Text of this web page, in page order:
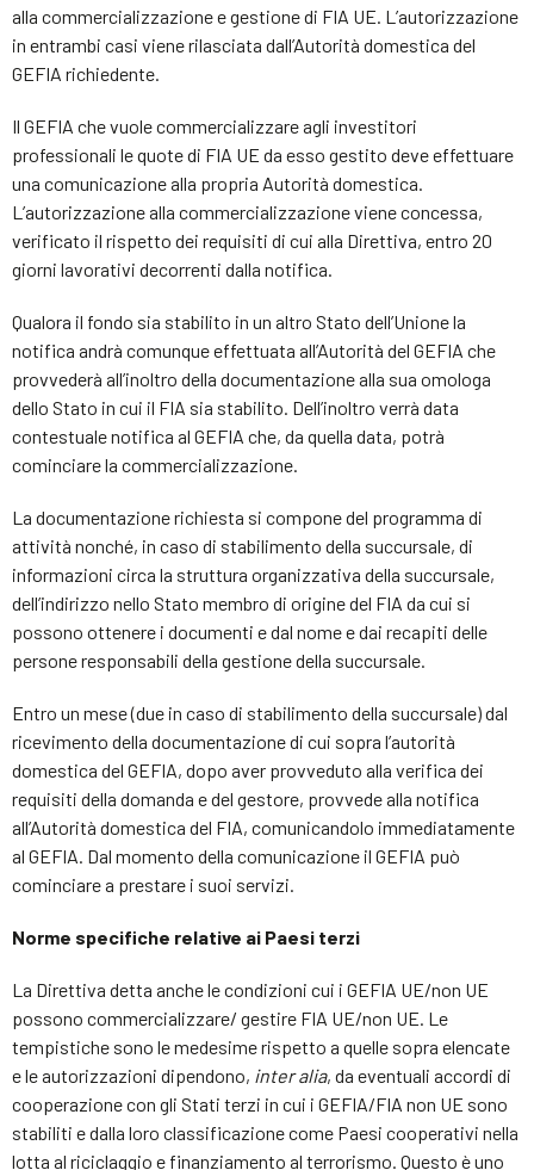
alla commercializzazione e gestione di FIA UE. L’autorizzazione
in entrambi casi viene rilasciata dall’Autorità domestica del
GEFIA richiedente.
Il GEFIA che vuole commercializzare agli investitori
professionali le quote di FIA UE da esso gestito deve effettuare
una comunicazione alla propria Autorità domestica.
L’autorizzazione alla commercializzazione viene concessa,
verificato il rispetto dei requisiti di cui alla Direttiva, entro 20
giorni lavorativi decorrenti dalla notifica.
Qualora il fondo sia stabilito in un altro Stato dell’Unione la
notifica andrà comunque effettuata all’Autorità del GEFIA che
provvederà all’inoltro della documentazione alla sua omologa
dello Stato in cui il FIA sia stabilito. Dell’inoltro verrà data
contestuale notifica al GEFIA che, da quella data, potrà
cominciare la commercializzazione.
La documentazione richiesta si compone del programma di
attività nonché, in caso di stabilimento della succursale, di
informazioni circa la struttura organizzativa della succursale,
dell’indirizzo nello Stato membro di origine del FIA da cui si
possono ottenere i documenti e dal nome e dai recapiti delle
persone responsabili della gestione della succursale.
Entro un mese (due in caso di stabilimento della succursale) dal
ricevimento della documentazione di cui sopra l’autorità
domestica del GEFIA, dopo aver provveduto alla verifica dei
requisiti della domanda e del gestore, provvede alla notifica
all’Autorità domestica del FIA, comunicandolo immediatamente
al GEFIA. Dal momento della comunicazione il GEFIA può
cominciare a prestare i suoi servizi.
Norme specifiche relative ai Paesi terzi
La Direttiva detta anche le condizioni cui i GEFIA UE/non UE
possono commercializzare/ gestire FIA UE/non UE. Le
tempistiche sono le medesime rispetto a quelle sopra elencate
e le autorizzazioni dipendono, inter alia, da eventuali accordi di
cooperazione con gli Stati terzi in cui i GEFIA/FIA non UE sono
stabiliti e dalla loro classificazione come Paesi cooperativi nella
lotta al riciclaggio e finanziamento al terrorismo. Questo è uno